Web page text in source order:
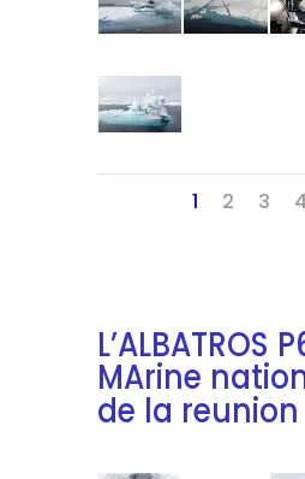
1 2 3 4
L’ALBATROS
MArine
de la reunion